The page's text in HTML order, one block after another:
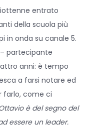
t
e
d
i
n
entrato
della scuola più
in onda su canale 5.
partecipante
anni: è tempo
a farsi notare ed
farlo, come ci
è del segno del
essere un leader.